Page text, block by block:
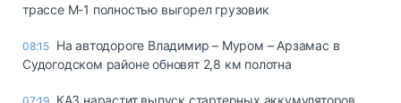
трассе М-1 полностью выгорел грузовик
08:15 На автодороге Владимир – Муром – Арзамас в
Судогодском районе обновят 2,8 км полотна
КАЗ нарастит выпуск стартерных аккумуляторов